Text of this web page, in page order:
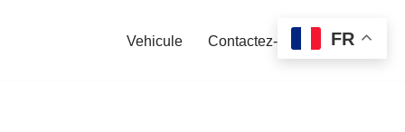
Vehicule Contactez-nous FR